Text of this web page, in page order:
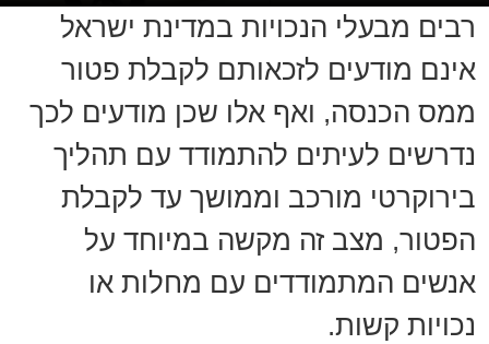
רבים מבעלי הנכויות במדינת ישראל
אינם מודעים לזכאותם לקבלת פטור
ממס הכנסה, ואף אלו שכן מודעים לכך
נדרשים לעיתים להתמודד עם תהליך
בירוקרטי מורכב וממושך עד לקבלת
הפטור, מצב זה מקשה במיוחד על
אנשים המתמודדים עם מחלות או
נכויות קשות.